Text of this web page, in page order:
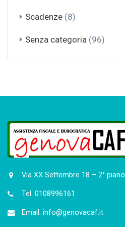
Scadenze (8)
Senza categoria (96)
Via XX Settembre 18 – 2° piano
Tel. 0108996161
Email: info@genovacaf.it